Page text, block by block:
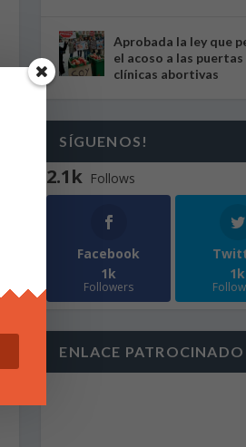
Aprobada la ley que
el acoso a las puertas
clínicas abortivas
SÍGUENOS!
2.1k Follows
Facebook
1k
Followers
1k
ENLACE PATROCINADO